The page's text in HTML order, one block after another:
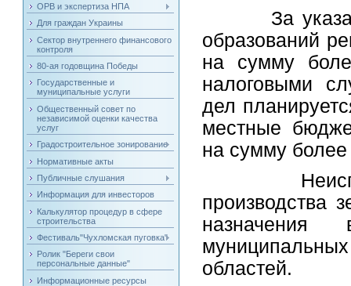
ОРВ и экспертиза НПА
Для граждан Украины
Сектор внутреннего финансового
контроля
80-ая годовщина Победы
Государственные и
муниципальные услуги
Общественный совет по
независимой оценки качества
услуг
Градостроительное зонирование
Нормативные акты
Публичные слушания
Информация для инвесторов
Калькулятор процедур в сфере
строительства
Фестиваль"Чухломская пуговка"
Ролик "Береги свои
персональные данные"
Информационные ресурсы
За
образований
на сумму
налоговыми
дел
местные
на сумму
производства
областей.